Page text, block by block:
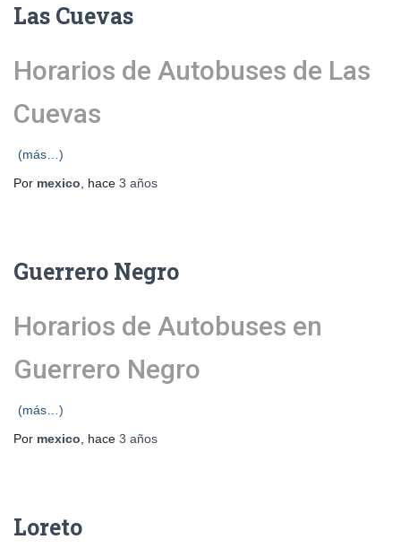
Las Cuevas
Horarios de Autobuses de Las
Cuevas
(más…)
Por mexico , hace 3 años
Guerrero Negro
Horarios de Autobuses en
Guerrero Negro
(más…)
Por mexico , hace 3 años
Loreto